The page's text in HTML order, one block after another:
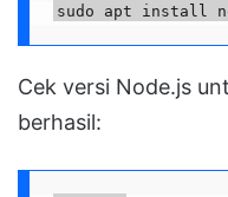
sudo apt install
Cek versi Node.js
berhasil: